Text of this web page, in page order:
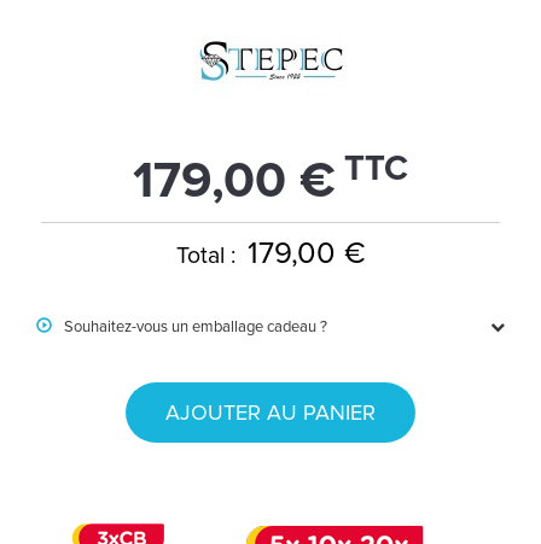
179,00 € TTC
Total : 179,00 €
Souhaitez-vous un emballage cadeau ?
AJOUTER AU PANIER